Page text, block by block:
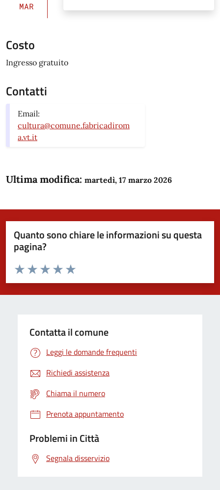
MAR
Costo
Ingresso gratuito
Contatti
Email:
cultura@comune.fabricadirom
a.vt.it
Ultima modifica: martedì, 17 marzo 2026
Quanto sono chiare le informazioni su questa
pagina?
Domanda
Valuta da 1 a 5 stelle la pagina
Valuta 5 stelle su 5
Valuta 4 stelle su 5
Valuta 3 stelle su 5
Valuta 2 stelle su 5
Valuta 1 stelle su 5
Contatta il comune
Leggi le domande frequenti
Richiedi assistenza
Chiama il numero
Prenota appuntamento
Problemi in Città
Segnala disservizio